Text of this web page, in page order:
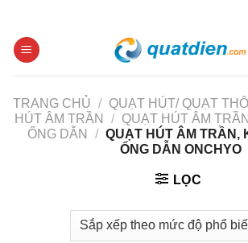
content
TRANG CHỦ / QUẠT HÚT/ QUẠT
HÚT ÂM TRẦN
/ QUẠT HÚT ÂM
ỐNG DẪN
/ QUẠT HÚT ÂM TRẦN,
ỐNG DẪN ONCHYO
LỌC